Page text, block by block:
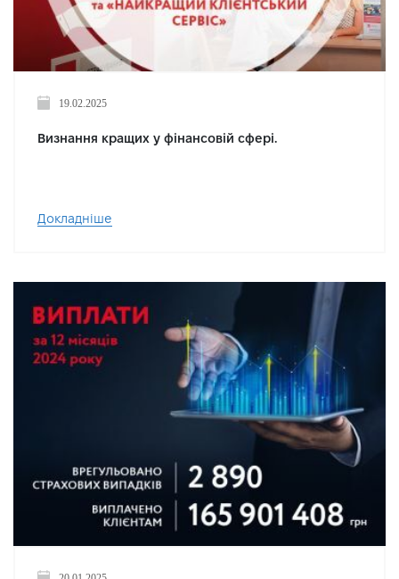
19.02.2025
Визнання кращих у фінансовій сфері.
Докладніше